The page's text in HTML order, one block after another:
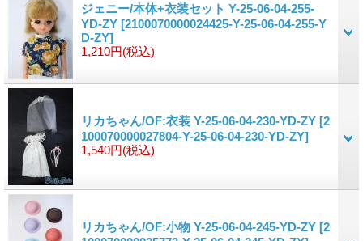
ジェニー/本体+衣装セット Y-25-06-04-255-
YD-ZY [2100070000024425-Y-25-06-04-255-Y
D-ZY]
1,210円(税込)
リカちゃん/OF:衣装 Y-25-06-04-230-YD-ZY [2
100070000027804-Y-25-06-04-230-YD-ZY]
1,540円(税込)
リカちゃん/OF:小物 Y-25-06-04-245-YD-ZY [2